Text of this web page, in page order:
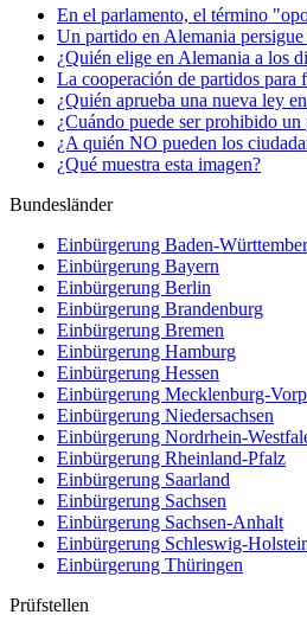
En el parlamento, el término
Un partido en Alemania
¿Quién elige en Alemania a los
La cooperación de partidos para
¿Quién aprueba una nueva ley
¿Cuándo puede ser prohibido
¿A quién NO pueden los
¿Qué muestra esta imagen?
Bundesländer
Einbürgerung Baden-
Einbürgerung Bayern
Einbürgerung Berlin
Einbürgerung Brandenburg
Einbürgerung Bremen
Einbürgerung Hamburg
Einbürgerung Hessen
Einbürgerung Mecklenburg-
Einbürgerung Niedersachsen
Einbürgerung Nordrhein-
Einbürgerung Rheinland-Pfalz
Einbürgerung Saarland
Einbürgerung Sachsen
Einbürgerung Sachsen-Anhalt
Einbürgerung Schleswig-
Einbürgerung Thüringen
Prüfstellen